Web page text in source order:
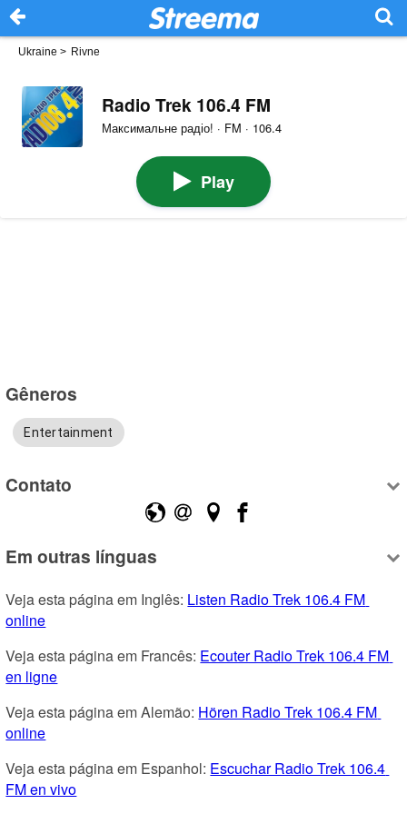
Ukraine > Rivne
Radio Trek 106.4 FM
Максимальне радіо! · FM · 106.4
Play
Gêneros
Entertainment
Contato
Em outras línguas
Veja esta página em Inglês: Listen Radio Trek 106.4 FM
online
Veja esta página em Francês: Ecouter Radio Trek 106.4 FM
en ligne
Veja esta página em Alemão: Hören Radio Trek 106.4 FM
online
Veja esta página em Espanhol: Escuchar Radio Trek 106.4
FM en vivo